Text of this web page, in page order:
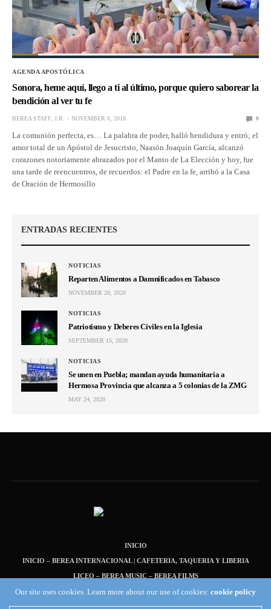
AGENDA APOSTÓLICA
Sonora, heme aquí, llego a ti al último, porque quiero saborear la
bendición al ver tu fe
BEREA STAFF, J.R. NOVEMBER 6, 2018 0
La comunión perfecta, es… La palabra de poder, halló hendidura y entró; el
amor total de un Apóstol de Jesucristo, Naasón Joaquín García, alcanzó
corazones notoriamente abrazados por el Manto de La Elección y hoy, fue
una tarde de reencuentros, de recuerdos: el Padre en la fe, arribó a la Casa
de Oración de Hermosillo
ENTRADAS RECIENTES
NOTICIAS
Reparten Alimentos a Damnificados en Tabasco
NOVEMBER 20, 2020
NOTICIAS
Patriotismo y Deberes Civiles en la Iglesia
SEPTEMBER 15, 2020
NOTICIAS
Se unen en Puebla; mandan ayuda humanitaria a
Hermosa Provincia que alcanza a 5 colonias de la ZMG
MAY 24, 2020
INICIO
INICIO – BEREA INTERNACIONAL | CAFETERIA, TAQUERIA Y LIBERIA
LICEO – BEREA MUSIC – BEREA FILMS
INICIO – NOTICIAS
Our site uses cookies. Learn more about our use of cookies: cookie policy